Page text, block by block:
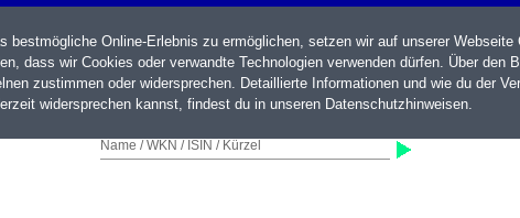
Name / WKN / ISIN / Kürzel
bestmögliche Online-Erlebnis zu ermöglichen, setzen wir auf unserer
dass wir Cookies oder verwandte Technologien verwenden dürfen. Über den
zustimmen oder widersprechen. Detaillierte Informationen und wie du der
widersprechen kannst, findest du in unseren Datenschutzhinweisen.